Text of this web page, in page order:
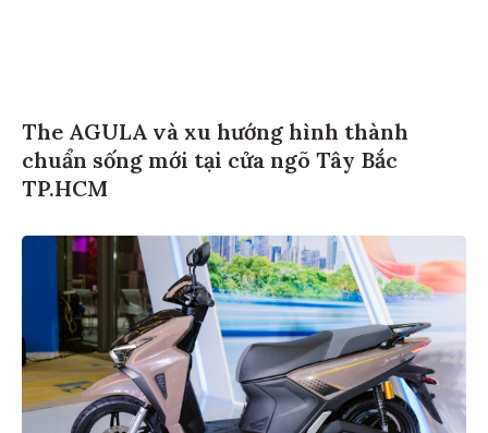
The AGULA và xu hướng hình thành
chuẩn sống mới tại cửa ngõ Tây Bắc
TP.HCM